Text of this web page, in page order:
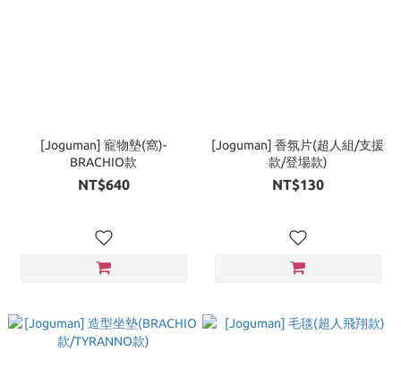
[Joguman] 寵物墊(窩)-
BRACHIO款
NT$640
[Joguman] 香氛片(超人組/支援
款/登場款)
NT$130